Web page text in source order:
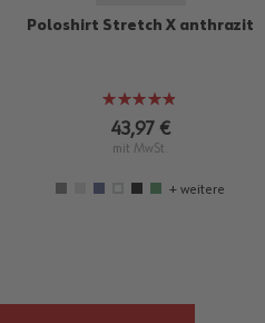
Poloshirt Stretch X anthrazit
Bewertung:
95%
43,97 €
mit MwSt.
+ weitere